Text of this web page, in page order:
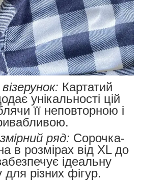
Картатий
унікальності цій
її неповторною і
ряд: Сорочка-
в розмірах від XL до
ідеальну
для різних фігур.